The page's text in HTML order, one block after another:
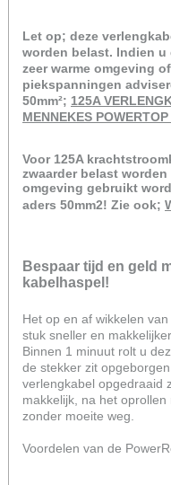
Let op; deze
worden belast. Indien
zeer warme omgeving
piekspanningen
50mm²; 125A
MENNEKES
Voor 125A
zwaarder belast
omgeving gebruikt
aders 50mm2! Zie ook;
Bespaar tijd en geld
kabelhaspel!
Het op en af wikkelen
stuk sneller en
Binnen 1 minuut rolt u
de stekker zit
verlengkabel opgedraaid
makkelijk, na het
zonder moeite weg.
Voordelen van de